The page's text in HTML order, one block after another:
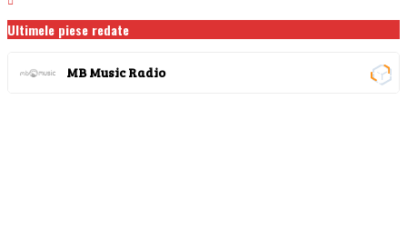
Ultimele piese redate
MB Music Radio